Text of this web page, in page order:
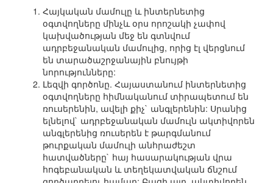
Հայկական մամուլը և ինտերնետից
օգտվողները մինչև օրս որոշակի չափով
կախվածության մեջ են գտնվում
ադրբեջանական մամուլից, որից էլ վերցնում
են տարածաշրջանային բնույթի
նորությունները:
Լեզվի գործոնը. Հայաստանում ինտերնետից
օգտվողները հիմնականում տիրապետում են
ռուսերենին, ավելի քիչ` անգլերենին: Սրանից
ելնելով` ադրբեջանական մամուլն ակտիվորեն
անգլերենից ռուսերեն է թարգմանում
թուրքական մամուլի անհրաժեշտ
հատվածները` հայ հասարակության վրա
հոգեբանական և տեղեկատվական ճնշում